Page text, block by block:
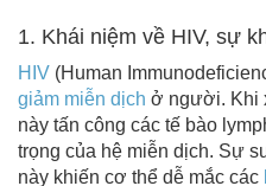
1. Khái niệm về HIV, sự
HIV (Human
giảm miễn dịch ở người. Khi
này tấn công các tế bào
trọng của hệ miễn dịch. Sự
này khiến cơ thể dễ mắc các